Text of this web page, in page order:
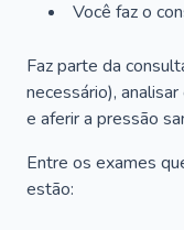
Você faz o
Faz parte da
necessário),
e aferir a pressão
Entre os exames
estão: